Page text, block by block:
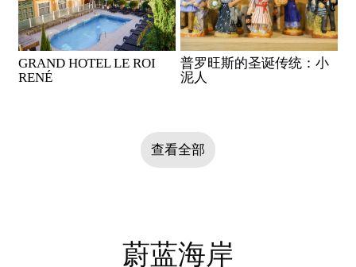
GRAND HOTEL LE ROI
RENÉ
普罗旺斯的圣诞传统：小
泥人
查看全部
蔚蓝海岸